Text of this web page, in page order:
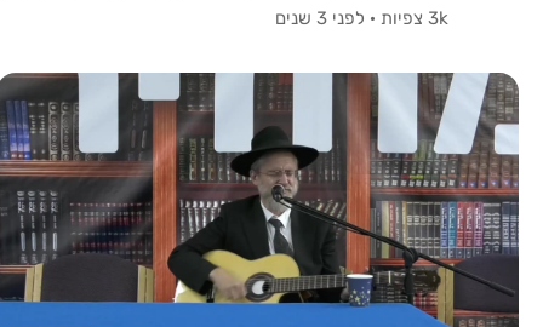
3k צפיות
· לפני 3 שנים